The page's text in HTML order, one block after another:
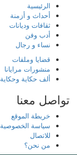
الرئيسية
أحداث و أزمنة
ثقافات وديانات
أدب وفن
نساء و رجال
قضايا وملفات
منشورات مرايانا
ألف حكاية وحكاية
تواصل معنا
خريطة الموقع
سياسة الخصوصية
للاتصال
من نحن؟